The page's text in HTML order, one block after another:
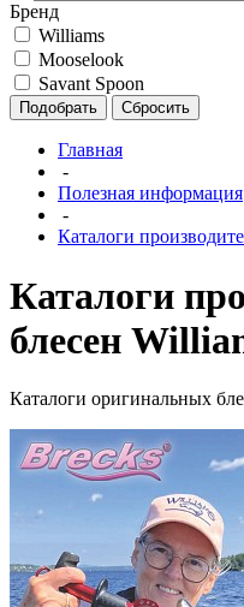
Бренд
Williams
Mooselook
Savant Spoon
Подобрать Сбросить
Главная
-
Полезная информация
-
Каталоги
Каталоги
блесен
Каталоги оригинальных